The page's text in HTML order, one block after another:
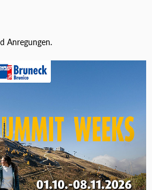
Anregungen.